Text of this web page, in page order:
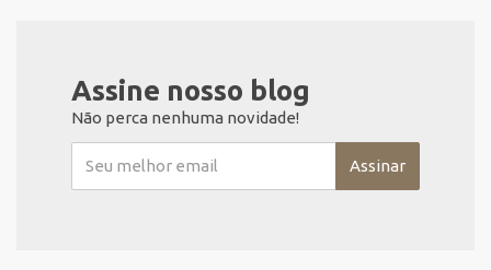
Assine nosso blog
Não perca nenhuma novidade!
Assinar